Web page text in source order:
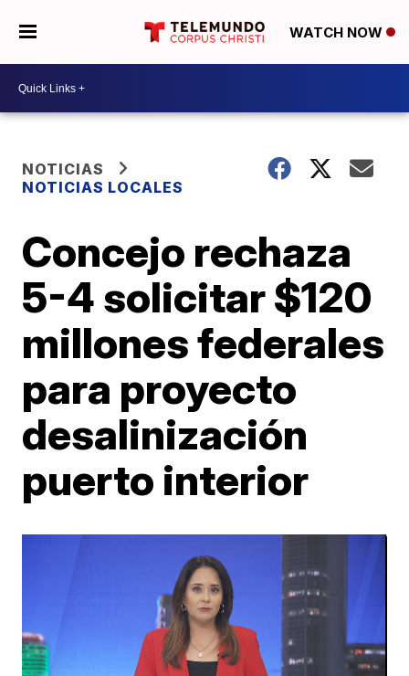
WATCH NOW
NOTICIAS
NOTICIAS LOCALES
Concejo rechaza
5-4 solicitar $120
millones federales
para proyecto
desalinización
puerto interior